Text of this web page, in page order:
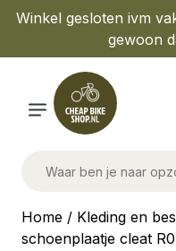
Winkel gesloten ivm
gewoon
Home / Kleding en
schoenplaatje cleat